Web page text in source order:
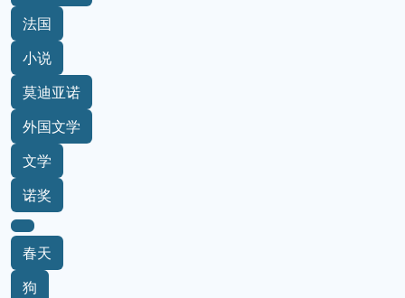
法国
小说
莫迪亚诺
外国文学
文学
诺奖
春天
狗